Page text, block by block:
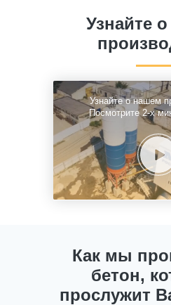
Узнайте
Узнайте о нашем
Посмотрите 2-х
Как мы
бетон,
прослужит